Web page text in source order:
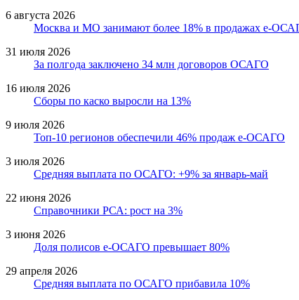
6 августа 2026
Москва и МО занимают более 18% в продажах е-
31 июля 2026
За полгода заключено 34 млн договоров ОСАГО
16 июля 2026
Сборы по каско выросли на 13%
9 июля 2026
Топ-10 регионов обеспечили 46% продаж е-ОСАГО
3 июля 2026
Средняя выплата по ОСАГО: +9% за январь-май
22 июня 2026
Справочники РСА: рост на 3%
3 июня 2026
Доля полисов е-ОСАГО превышает 80%
29 апреля 2026
Средняя выплата по ОСАГО прибавила 10%